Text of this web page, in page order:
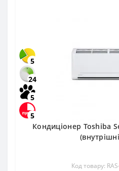
5
24
5
5
Кондиціонер Toshiba
Код товару: